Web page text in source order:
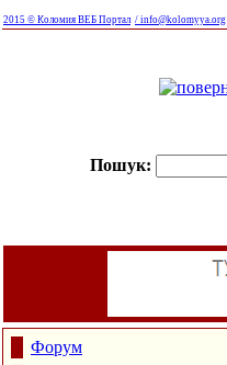
2015 © Коломия ВЕБ Портал / info@kolomyya.org
Пошук:
Форум